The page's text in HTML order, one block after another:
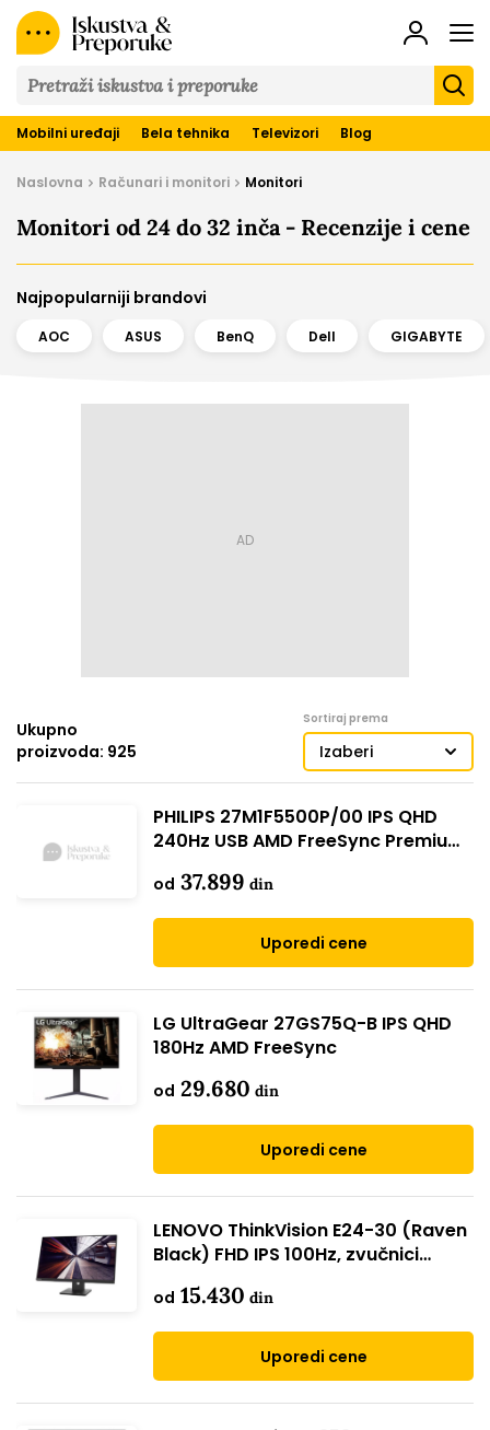
&
Preporuke
Mobilni uređaji Bela tehnika Televizori Blog
Naslovna Računari i monitori Monitori
Monitori od 24 do 32 inča - Recenzije i cene
Najpopularniji brandovi
AOC ASUS BenQ Dell GIGABYTE
Ukupno
proizvoda: 925
Sortiraj prema
Izaberi
PHILIPS 27M1F5500P/00 IPS QHD
240Hz USB AMD FreeSync Premium
od 37.899 din
Uporedi cene
LG UltraGear 27GS75Q-B IPS QHD
180Hz AMD FreeSync
od 29.680 din
Uporedi cene
LENOVO ThinkVision E24-30 (Raven
Black) FHD IPS 100Hz, zvučnici
od 15.430 din
Uporedi cene